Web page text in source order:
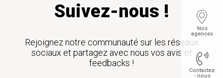
Suivez-nous !
Rejoignez notre communauté sur les réseaux
sociaux et partagez avec nous vos avis et
feedbacks !
Nos
agences
Contactez
- nous